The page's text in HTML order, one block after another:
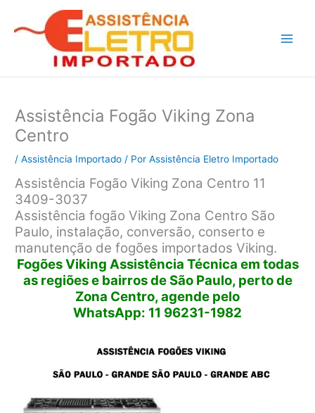
Assistência Fogão Viking Zona
Centro
/Assistência Importado / PorAssistência Eletro Importado
Assistência Fogão Viking Zona Centro 11
3409-3037
Assistência fogão Viking Zona Centro São
Paulo, instalação, conversão, conserto e
manutenção de fogões importados Viking.
Fogões Viking Assistência Técnica em todas
as regiões e bairros de São Paulo, perto de
Zona Centro, agende pelo
WhatsApp: 11 96231-1982